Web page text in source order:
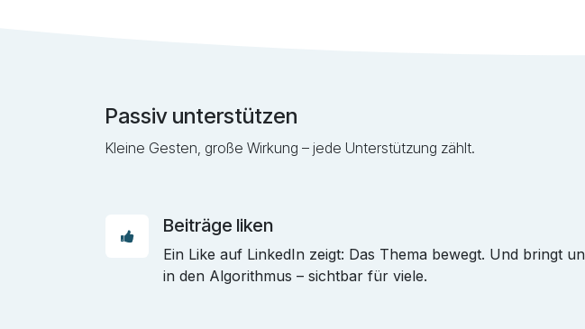
Passiv unterstützen
Kleine Gesten, große Wirkung – jede Unterstützung zählt.
Beiträge liken
Ein Like auf LinkedIn zeigt: Das Thema bewegt. Und bringt
in den Algorithmus – sichtbar für viele.